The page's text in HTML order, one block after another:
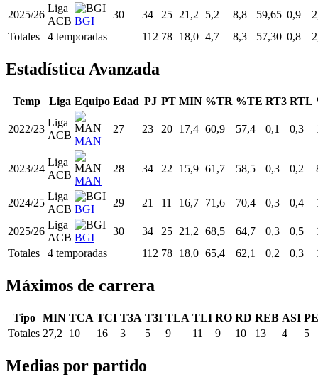
2025/26
Liga
ACB BGI
30 34 25 21,2 5,2 8,8 59,65 0,9
Totales
4 temporadas 112 78 18,0 4,7 8,3 57,30 0,8
Estadística Avanzada
Temp Liga Equipo Edad PJ PT MIN %TR %TE RT3 RTL
2022/23
Liga
ACB MAN
27 23 20 17,4 60,9 57,4 0,1 0,3
2023/24
Liga
ACB MAN
28 34 22 15,9 61,7 58,5 0,3 0,2
2024/25
Liga
ACB BGI
29 21 11 16,7 71,6 70,4 0,3 0,4
2025/26
Liga
ACB BGI
30 34 25 21,2 68,5 64,7 0,3 0,5
Totales
4 temporadas 112 78 18,0 65,4 62,1 0,2 0,3
Máximos de carrera
Tipo MIN TCA TCI T3A T3I TLA TLI RO RD REB ASI
Totales 27,2 10 16 3 5 9 11 9 10 13 4 5
Medias por partido